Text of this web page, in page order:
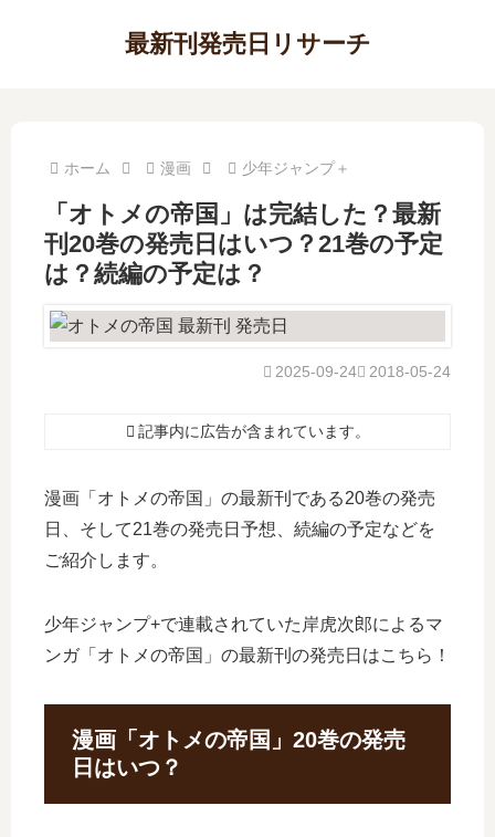
最新刊発売日リサーチ
ホーム 漫画 少年ジャンプ＋
「オトメの帝国」は完結した？最新
刊20巻の発売日はいつ？21巻の予定
は？続編の予定は？
2018-05-24
2025-09-24
記事内に広告が含まれています。
漫画「オトメの帝国」の最新刊である20巻の発売
日、そして21巻の発売日予想、続編の予定などを
ご紹介します。
少年ジャンプ+で連載されていた岸虎次郎によるマ
ンガ「オトメの帝国」の最新刊の発売日はこちら！
漫画「オトメの帝国」20巻の発売
日はいつ？